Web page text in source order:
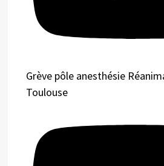
Grève pôle anesthésie
Toulouse